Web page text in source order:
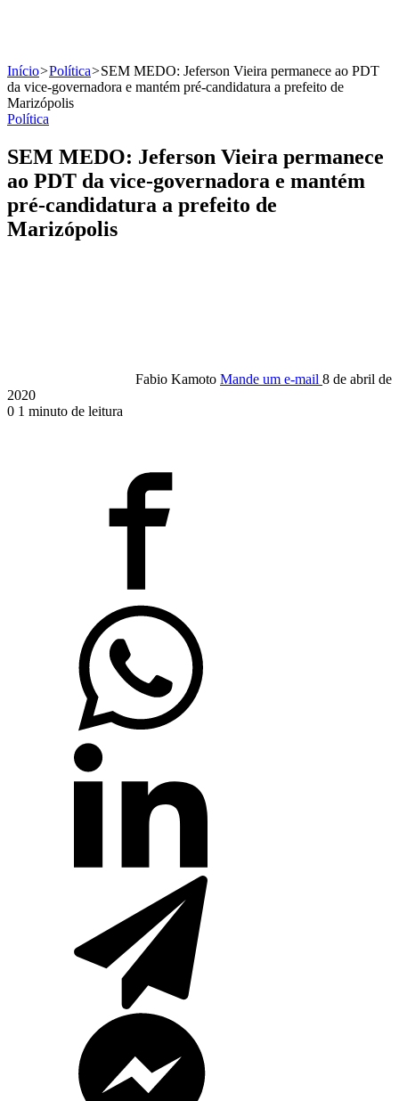
Início>Política>SEM MEDO: Jeferson Vieira permanece ao PDT
da vice-governadora e mantém pré-candidatura a prefeito de
Marizópolis
Política
SEM MEDO: Jeferson Vieira permanece
ao PDT da vice-governadora e mantém
pré-candidatura a prefeito de
Marizópolis
Fabio Kamoto Mande um e-mail 8 de abril de
2020
0 1 minuto de leitura